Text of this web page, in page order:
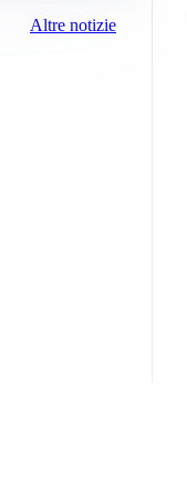
Altre notizie